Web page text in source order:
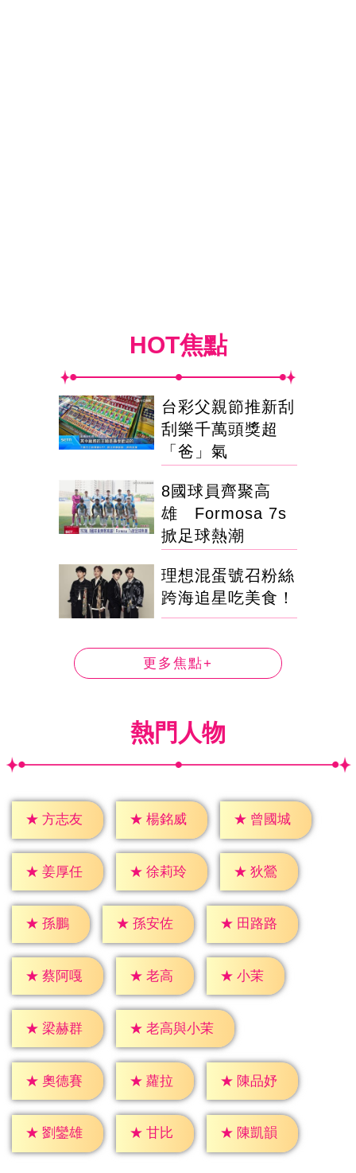
HOT焦點
台彩父親節推新刮
刮樂千萬頭獎超
「爸」氣
8國球員齊聚高
雄 Formosa 7s
掀足球熱潮
理想混蛋號召粉絲
跨海追星吃美食！
更多焦點+
熱門人物
★ 方志友 ★ 楊銘威 ★ 曾國城
★ 姜厚任 ★ 徐莉玲 ★ 狄鶯
★ 孫鵬 ★ 孫安佐 ★ 田路路
★ 蔡阿嘎 ★ 老高 ★ 小茉
★ 梁赫群 ★ 老高與小茉
★ 奧德賽 ★ 蘿拉 ★ 陳品妤
★ 劉鑾雄 ★ 甘比 ★ 陳凱韻